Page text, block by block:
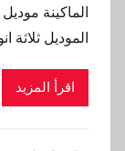
الموديل ثلاثة
اقرأ المزيد